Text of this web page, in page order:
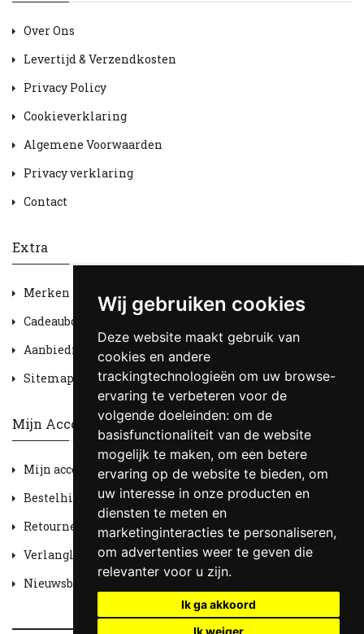
Wij gebruiken cookies
Deze website maakt gebruik van
cookies en andere
trackingtechnologieën om uw browse-
ervaring te verbeteren voor de
volgende doeleinden: om de
basisfunctionaliteit van de website
mogelijk te maken, om een betere
ervaring op de website te bieden, om
uw interesse in onze producten en
diensten te meten en
marketinginteracties te personaliseren,
om advertenties weer te geven die
relevanter voor u zijn.
Ik ga akkoord
Ik weiger
Over Ons
Levertijd & Verzendkosten
Privacy Policy
Cookieverklaring
Algemene Voorwaarden
Privacy verklaring
Contact
Extra
Merken
Cadeaubon
Aanbiedingen
Sitemap
Mijn Account
Mijn account
Bestelhistorie
Retourneren
Verlanglijst
Nieuwsbrief